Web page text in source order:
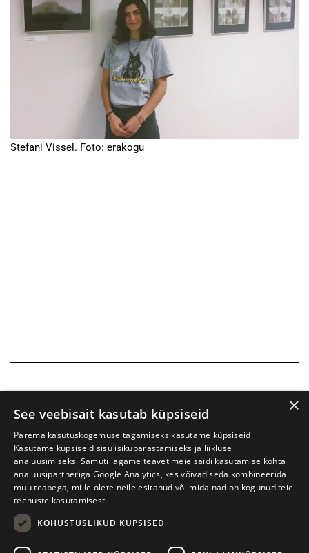
Stefani Vissel. Foto: erakogu
Prima Vista kirjandusfestival
×
See veebisait kasutab küpsiseid
Parema kasutuskogemuse tagamiseks kasutame küpsiseid.
Kasutame küpsiseid sisu isikupärastamiseks ja liikluse
analüüsimiseks. Samuti jagame teavet meie saidi kasutamise kohta
analüüsipartneriga Google Analytics, kes võivad seda kombineerida
muu teabega, mille olete neile esitanud või mida nad on kogunud teie
teenuste kasutamisest.
KOHUSTUSLIKUD KÜPSISED